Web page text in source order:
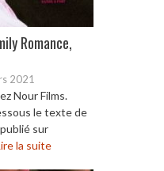
Romance,
2021
Nour Films.
le texte de
sur
la suite